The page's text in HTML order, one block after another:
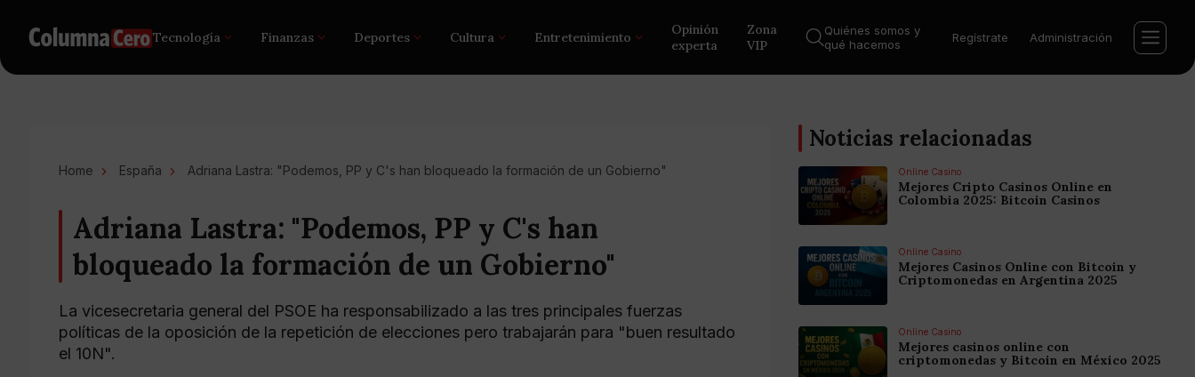
Tecnología Finanzas Deportes Cultura Entretenimiento
Opinión
experta
Zona
VIP
Quiénes somos y
qué hacemos
Regístrate Administración
Home España Adriana Lastra: "Podemos, PP y C's han bloqueado la formación de un Gobierno"
Adriana Lastra: "Podemos, PP y C's han
bloqueado la formación de un Gobierno"
La vicesecretaria general del PSOE ha responsabilizado a las tres principales fuerzas
políticas de la oposición de la repetición de elecciones pero trabajarán para "buen resultado
el 10N".
Noticias relacionadas
Online Casino
Mejores Cripto Casinos Online en
Colombia 2025: Bitcoin Casinos
Online Casino
Mejores Casinos Online con Bitcoin y
Criptomonedas en Argentina 2025
Online Casino
Mejores casinos online con
criptomonedas y Bitcoin en México 2025